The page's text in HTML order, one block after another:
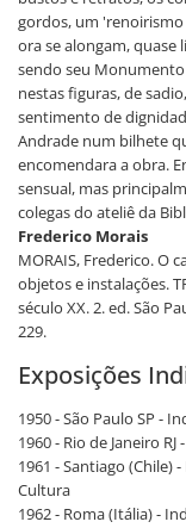
gordos, um
ora se alongam,
sendo seu
nestas figuras, de
sentimento de
Andrade num bilhete
encomendara a obra.
sensual, mas
colegas do ateliê da
Frederico Morais
MORAIS, Frederico. O
objetos e instalações.
século XX. 2. ed. São
229.
Exposições
1950 - São Paulo SP -
1960 - Rio de Janeiro
1961 - Santiago
Cultura
1962 - Roma (Itália) -